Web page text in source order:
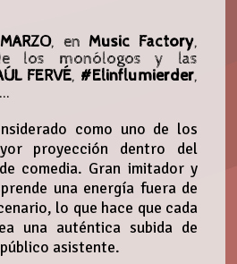
, en Music Factory,
los monólogos y las
FERVÉ, #Elinflumierder,
como uno de los
proyección dentro del
comedia. Gran imitador y
una energía fuera de
lo que hace que cada
una auténtica subida de
asistente.